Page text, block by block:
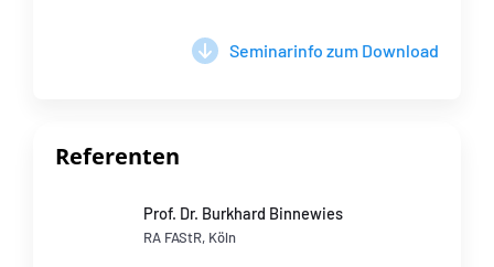
Seminarinfo zum Download
Referenten
Prof. Dr. Burkhard Binnewies
RA FAStR, Köln